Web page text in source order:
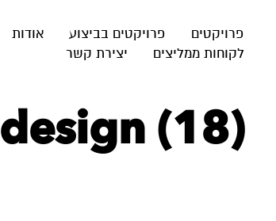
פרויקטים פרויקטים בביצוע אודות
לקוחות ממליצים
יצירת קשר
(18)